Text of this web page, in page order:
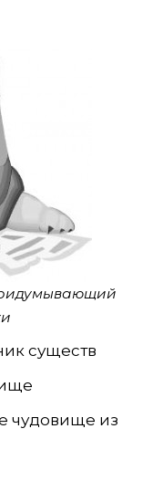
существ
чудовище из